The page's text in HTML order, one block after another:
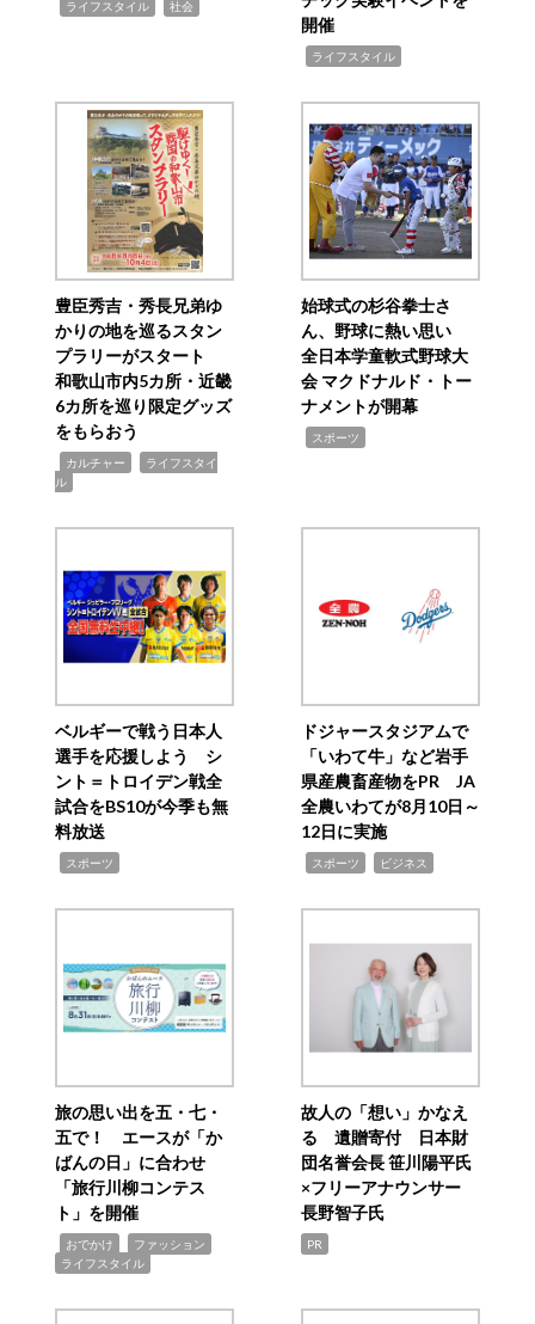
ライフスタイル 社会
開催
ライフスタイル
豊臣秀吉・秀長兄弟ゆ
かりの地を巡るスタン
プラリーがスタート
和歌山市内5カ所・近畿
6カ所を巡り限定グッズ
をもらおう
カルチャー
ライフスタイ
ル
始球式の杉谷拳士さ
ん、野球に熱い思い
全日本学童軟式野球大
会 マクドナルド・トー
ナメントが開幕
スポーツ
ベルギーで戦う日本人
選手を応援しよう シ
ント＝トロイデン戦全
試合をBS10が今季も無
料放送
スポーツ
ドジャースタジアムで
「いわて牛」など岩手
県産農畜産物をPR JA
全農いわてが8月10日～
12日に実施
スポーツ ビジネス
旅の思い出を五・七・
五で！ エースが「か
ばんの日」に合わせ
「旅行川柳コンテス
ト」を開催
おでかけ ファッション
ライフスタイル
故人の「想い」かなえ
る 遺贈寄付 日本財
団名誉会長 笹川陽平氏
×フリーアナウンサー
長野智子氏
PR